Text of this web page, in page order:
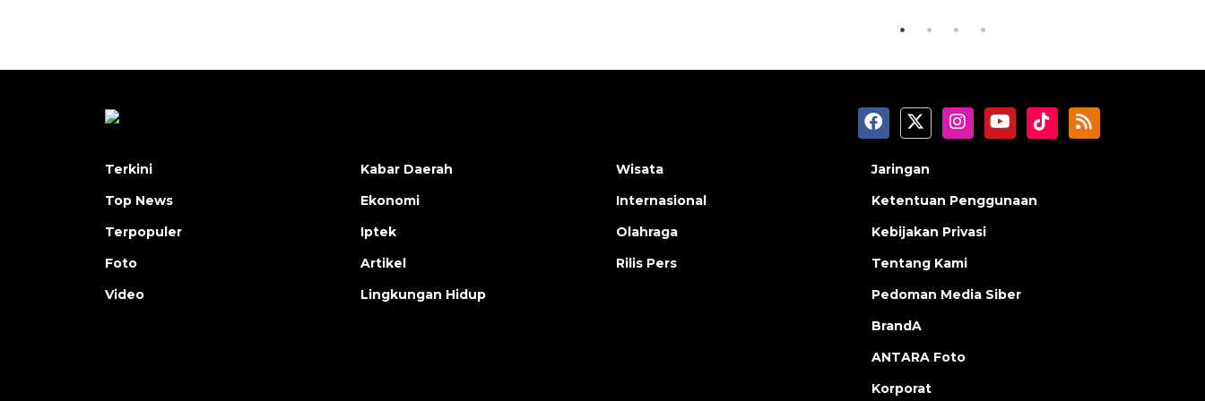
Terkini
Top News
Terpopuler
Foto
Video
Kabar Daerah
Ekonomi
Iptek
Artikel
Lingkungan Hidup
Wisata
Internasional
Olahraga
Rilis Pers
Jaringan
Ketentuan Penggunaan
Kebijakan Privasi
Tentang Kami
Pedoman Media Siber
BrandA
ANTARA Foto
Korporat